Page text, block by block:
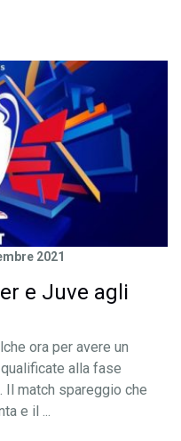
2021
e Juve agli
ora per avere un
alla fase
Il match spareggio che
e il ...